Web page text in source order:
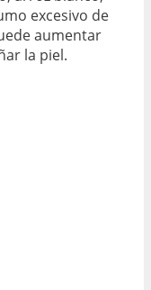
excesivo de
aumentar
la piel.